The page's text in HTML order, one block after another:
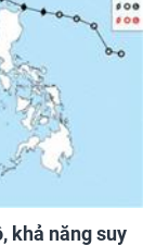
khả năng suy